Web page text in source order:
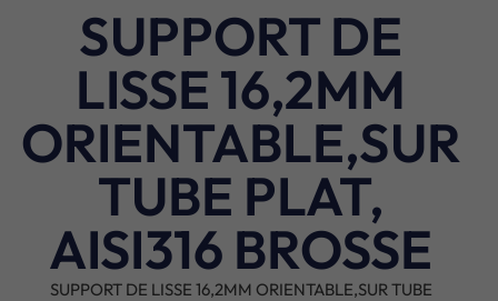
SUPPORT DE
LISSE 16,2MM
ORIENTABLE,SUR
TUBE PLAT,
AISI316 BROSSE
SUPPORT DE LISSE 16,2MM ORIENTABLE,SUR TUBE